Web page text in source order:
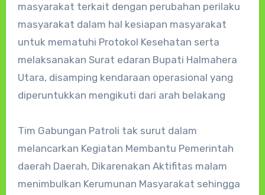
masyarakat terkait dengan perubahan perilaku
masyarakat dalam hal kesiapan masyarakat
untuk mematuhi Protokol Kesehatan serta
melaksanakan Surat edaran Bupati Halmahera
Utara, disamping kendaraan operasional yang
diperuntukkan mengikuti dari arah belakang
Tim Gabungan Patroli tak surut dalam
melancarkan Kegiatan Membantu Pemerintah
daerah Daerah, Dikarenakan Aktifitas malam
menimbulkan Kerumunan Masyarakat sehingga